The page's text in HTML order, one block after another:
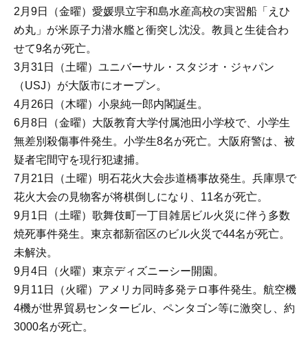
2月9日（金曜）愛媛県立宇和島水産高校の実習船「えひ
め丸」が米原子力潜水艦と衝突し沈没。教員と生徒合わ
せて9名が死亡。
3月31日（土曜）ユニバーサル・スタジオ・ジャパン
（USJ）が大阪市にオープン。
4月26日（木曜）小泉純一郎内閣誕生。
6月8日（金曜）大阪教育大学付属池田小学校で、小学生
無差別殺傷事件発生。小学生8名が死亡。大阪府警は、被
疑者宅間守を現行犯逮捕。
7月21日（土曜）明石花火大会歩道橋事故発生。兵庫県で
花火大会の見物客が将棋倒しになり、11名が死亡。
9月1日（土曜）歌舞伎町一丁目雑居ビル火災に伴う多数
焼死事件発生。東京都新宿区のビル火災で44名が死亡。
未解決。
9月4日（火曜）東京ディズニーシー開園。
9月11日（火曜）アメリカ同時多発テロ事件発生。航空機
4機が世界貿易センタービル、ペンタゴン等に激突し、約
3000名が死亡。